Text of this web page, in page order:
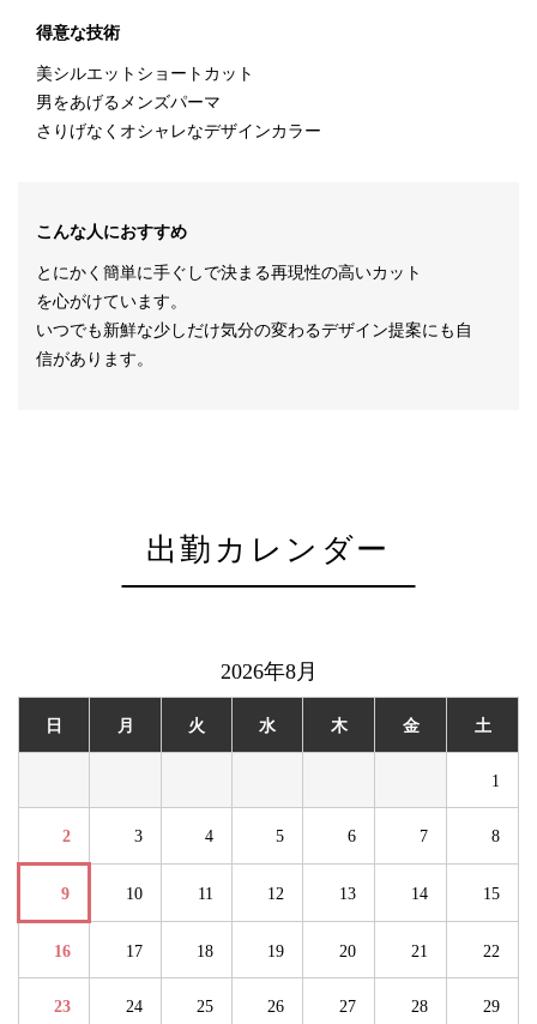
得意な技術
美シルエットショートカット
男をあげるメンズパーマ
さりげなくオシャレなデザインカラー
こんな人におすすめ
とにかく簡単に手ぐしで決まる再現性の高いカット
を心がけています。
いつでも新鮮な少しだけ気分の変わるデザイン提案にも自
信があります。
出勤カレンダー
2026年8月
日 月 火 水 木 金 土
1
2 3 4 5 6 7 8
9 10 11 12 13 14 15
16 17 18 19 20 21 22
23 24 25 26 27 28 29